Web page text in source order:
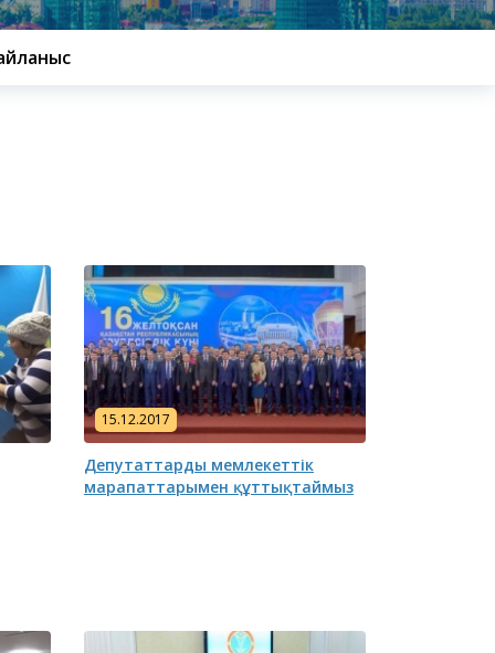
15.12.2017
Депутаттарды мемлекеттік
марапаттарымен құттықтаймыз